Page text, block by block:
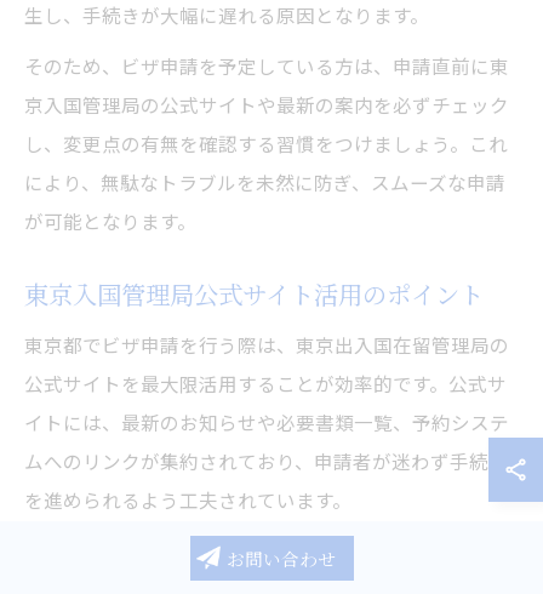
生し、手続きが大幅に遅れる原因となります。
そのため、ビザ申請を予定している方は、申請直前に東
京入国管理局の公式サイトや最新の案内を必ずチェック
し、変更点の有無を確認する習慣をつけましょう。これ
により、無駄なトラブルを未然に防ぎ、スムーズな申請
が可能となります。
東京入国管理局公式サイト活用のポイント
東京都でビザ申請を行う際は、東京出入国在留管理局の
公式サイトを最大限活用することが効率的です。公式サ
イトには、最新のお知らせや必要書類一覧、予約システ
ムへのリンクが集約されており、申請者が迷わず手続き
を進められるよう工夫されています。
特に「よくある質問」や「申請書類ダウンロード」ペー
お問い合わせ